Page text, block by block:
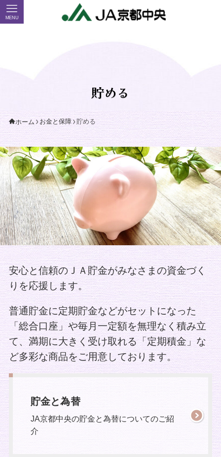
MENU
貯める
ホーム お金と保障 貯める
安心と信頼のＪＡ貯金がみなさまの資金づく
りを応援します。
普通貯金に定期貯金などがセットになった
「総合口座」や毎月一定額を無理なく積み立
て、満期に大きく受け取れる「定期積金」な
ど多彩な商品をご用意しております。
貯金と為替
JA京都中央の貯金と為替についてのご紹
介